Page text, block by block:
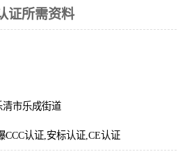
证所需资料
市乐成街道
CCC认证,安标认证,CE认证